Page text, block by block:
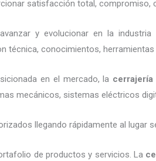
satisfacción total, compromiso,
y evolucionar en la
técnica, conocimientos, herramientas
en el mercado, la
mecánicos, sistemas eléctricos
llegando rápidamente al lugar
de productos y servicios. La